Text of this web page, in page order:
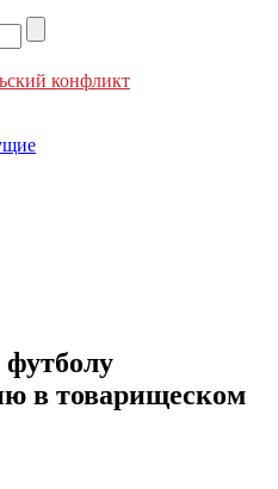
конфликт
в товарищеском